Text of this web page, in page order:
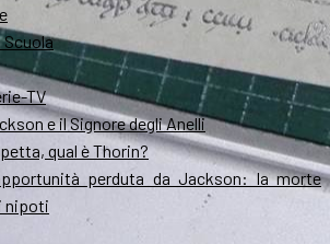
Scuola
TV
e il Signore degli Anelli
qual è Thorin?
perduta da Jackson: la morte
nipoti